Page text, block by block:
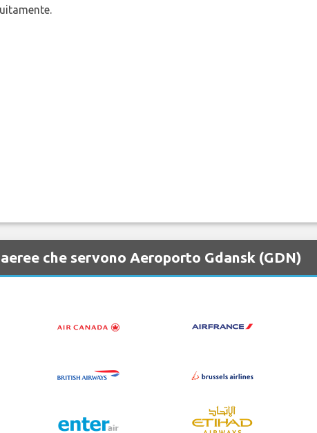
che servono Aeroporto Gdansk (GDN)